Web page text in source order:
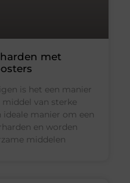
met
is het een manier
van sterke
manier om een
en worden
middelen